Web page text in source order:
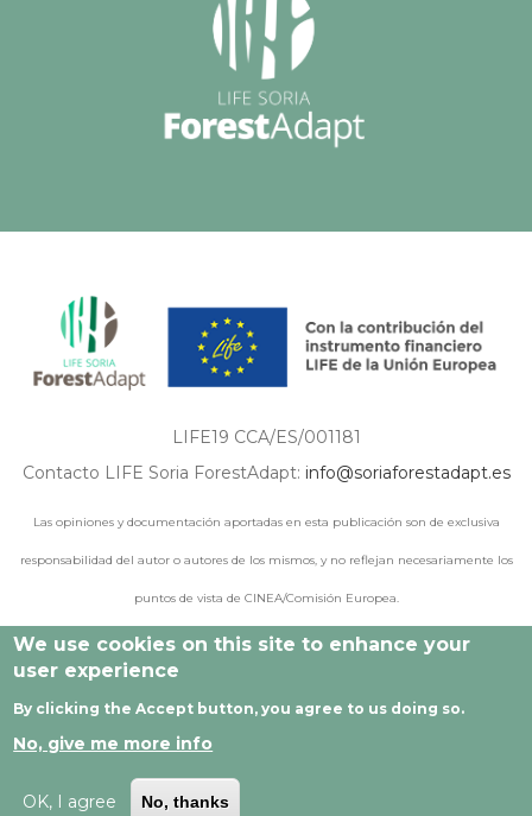
LIFE19 CCA/ES/001181
Contacto LIFE Soria ForestAdapt: info@soriaforestadapt.es
Las opiniones y documentación aportadas en esta publicación son de exclusiva
responsabilidad del autor o autores de los mismos, y no reflejan necesariamente los
puntos de vista de CINEA/Comisión Europea.
We use cookies on this site to enhance your
user experience
By clicking the Accept button, you agree to us doing so.
No, give me more info
OK, I agree No, thanks